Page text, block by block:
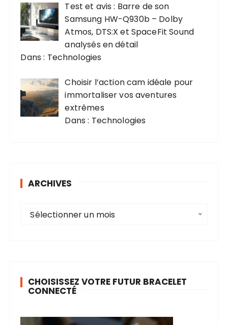
Test et avis : Barre de son
Samsung HW-Q930b – Dolby
Atmos, DTS:X et SpaceFit Sound
analysés en détail
Dans : Technologies
Choisir l’action cam idéale pour
immortaliser vos aventures
extrêmes
Dans : Technologies
ARCHIVES
e
Sélectionner un mois
CHOISISSEZ VOTRE FUTUR BRACELET
CONNECTÉ